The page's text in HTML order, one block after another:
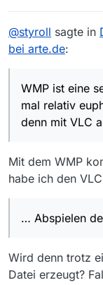
@styroll sagte in
bei arte.de:
WMP ist eine
mal relativ
denn mit VLC
Mit dem WMP
habe ich den
… Abspielen
Wird denn trotz
Datei erzeugt?